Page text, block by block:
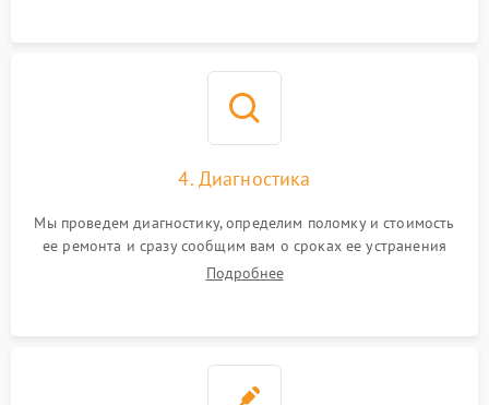
4. Диагностика
Мы проведем диагностику, определим поломку и стоимость
ее ремонта и сразу сообщим вам о сроках ее устранения
Подробнее